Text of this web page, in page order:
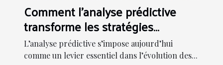
Comment l'analyse prédictive
transforme les stratégies
d'entreprise ?
L’analyse prédictive s’impose aujourd’hui
comme un levier essentiel dans l’évolution des...